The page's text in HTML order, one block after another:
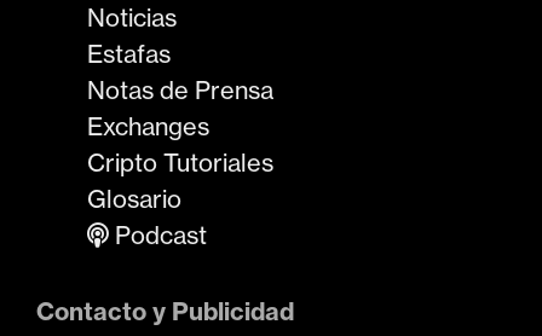
Noticias
Estafas
Notas de Prensa
Exchanges
Cripto Tutoriales
Glosario
Podcast
Contacto y Publicidad